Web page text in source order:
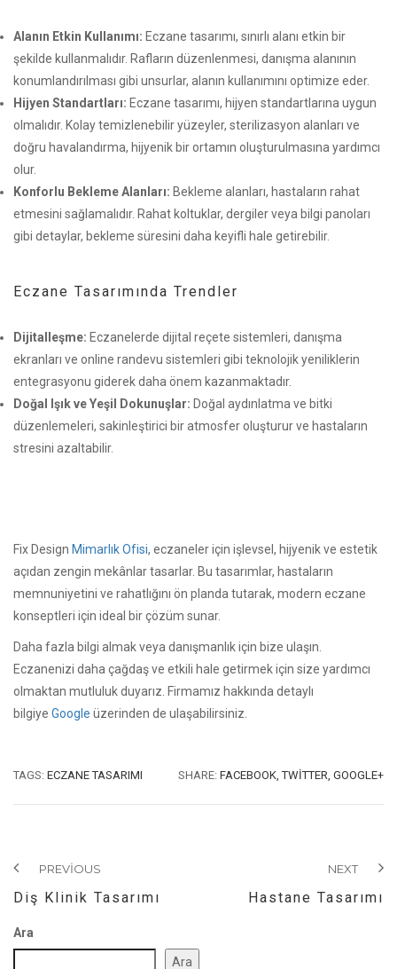
Alanın Etkin Kullanımı: Eczane tasarımı, sınırlı alanı etkin bir
şekilde kullanmalıdır. Rafların düzenlenmesi, danışma alanının
konumlandırılması gibi unsurlar, alanın kullanımını optimize eder.
Hijyen Standartları: Eczane tasarımı, hijyen standartlarına uygun
olmalıdır. Kolay temizlenebilir yüzeyler, sterilizasyon alanları ve
doğru havalandırma, hijyenik bir ortamın oluşturulmasına yardımcı
olur.
Konforlu Bekleme Alanları: Bekleme alanları, hastaların rahat
etmesini sağlamalıdır. Rahat koltuklar, dergiler veya bilgi panoları
gibi detaylar, bekleme süresini daha keyifli hale getirebilir.
Eczane Tasarımında Trendler
Dijitalleşme: Eczanelerde dijital reçete sistemleri, danışma
ekranları ve online randevu sistemleri gibi teknolojik yeniliklerin
entegrasyonu giderek daha önem kazanmaktadır.
Doğal Işık ve Yeşil Dokunuşlar: Doğal aydınlatma ve bitki
düzenlemeleri, sakinleştirici bir atmosfer oluşturur ve hastaların
stresini azaltabilir.
Fix Design Mimarlık Ofisi, eczaneler için işlevsel, hijyenik ve estetik
açıdan zengin mekânlar tasarlar. Bu tasarımlar, hastaların
memnuniyetini ve rahatlığını ön planda tutarak, modern eczane
konseptleri için ideal bir çözüm sunar.
Daha fazla bilgi almak veya danışmanlık için bize ulaşın.
Eczanenizi daha çağdaş ve etkili hale getirmek için size yardımcı
olmaktan mutluluk duyarız. Firmamız hakkında detaylı
bilgiye Google üzerinden de ulaşabilirsiniz.
TAGS: ECZANE TASARIMI SHARE: FACEBOOK, TWITTER, GOOGLE+
PREVIOUS
Diş Klinik Tasarımı
NEXT
Hastane Tasarımı
Ara
Ara